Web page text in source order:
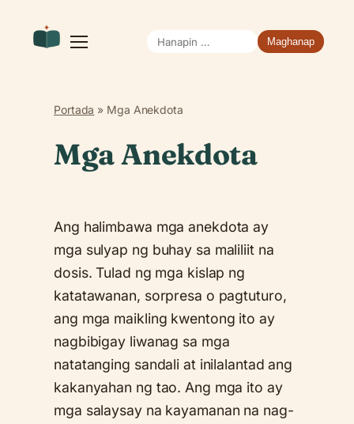
Buksan
ang
Hanapin
Portada » Mga Anekdota
Mga Anekdota
Ang halimbawa mga anekdota ay
mga sulyap ng buhay sa maliliit na
dosis. Tulad ng mga kislap ng
katatawanan, sorpresa o pagtuturo,
ang mga maikling kwentong ito ay
nagbibigay liwanag sa mga
natatanging sandali at inilalantad ang
kakanyahan ng tao. Ang mga ito ay
mga salaysay na kayamanan na nag-